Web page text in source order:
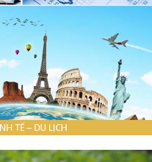
TẾ – DU LỊCH